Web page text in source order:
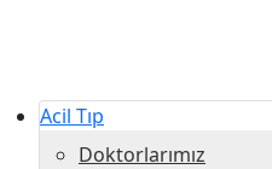
Acil Tıp
Doktorlarımız